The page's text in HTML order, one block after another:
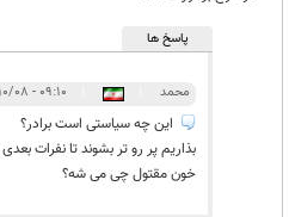
پاسخ ها
محمد ۰۹:۱۰ - ۱۳۹۲/۱۰/۰۸
این چه سیاستی است برادر؟
بذاریم پر رو تر بشوند تا نفرات
خون مقتول چی می شه؟